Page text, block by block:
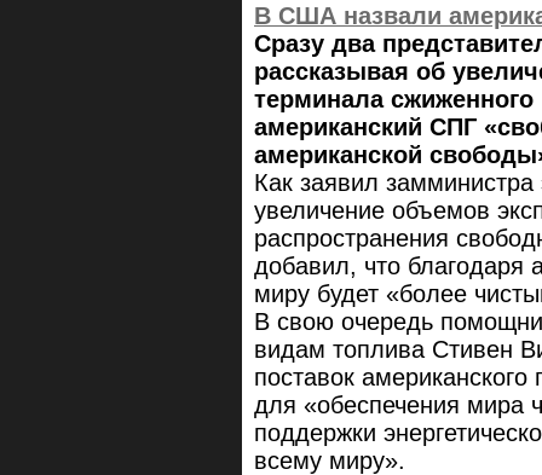
В США назвали
Сразу два
рассказывая об
терминала сжиженного
американский СПГ
американской
Как заявил
увеличение объемов
распространения
добавил, что благодаря
миру будет «более
В свою очередь
видам топлива Стивен
поставок
для «обеспечения мира
поддержки
всему миру».